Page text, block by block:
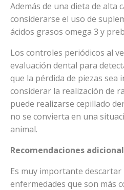
Además de una dieta de alta
considerarse el uso de
ácidos grasos omega 3 y
Los controles periódicos al
evaluación dental para
que la pérdida de piezas sea
considerar la realización de
puede realizarse cepillado
no se convierta en una
animal.
Recomendaciones
Es muy importante descartar
enfermedades que son más